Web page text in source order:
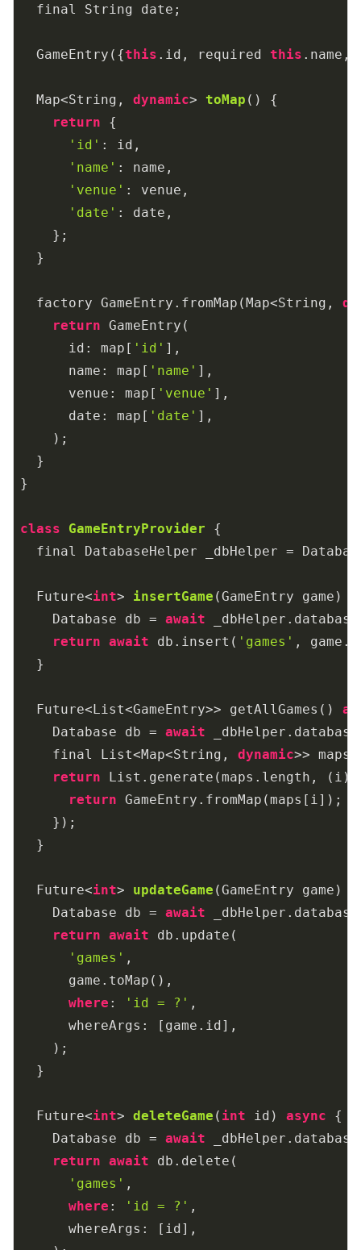
  final String date;
  GameEntry({
this .id, required this
Map<String, dynamic> toMap ( )
{
return {
'id' : id,
'name' : name,
'venue' : venue,
'date' : date,
    };
  }
  factory GameEntry.fromMap(Map<String,
return GameEntry(
      id: map[
'id' ],
      name: map[
'name' ],
      venue: map[
'venue' ],
      date: map[
'date' ],
    );
  }
}
class GameEntryProvider {
final DatabaseHelper _dbHelper =
Future<int> insertGame (GameEntry game )
    Database db =
await
return await db.insert( 'games' ,
  }
  Future<List<GameEntry>> getAllGames()
    Database db =
await
    final List<Map<String,
dynamic>>
return List.generate(maps.length, (i)
return GameEntry.fromMap(maps[i]);
    });
  }
Future<int> updateGame (GameEntry game )
    Database db =
await
return await db.update(
'games' ,
      game.toMap(),
where : 'id = ?' ,
      whereArgs: [game.id],
    );
  }
Future<int> deleteGame ( int id ) async {
    Database db =
await
return await db.delete(
'games' ,
where : 'id = ?' ,
      whereArgs: [id],